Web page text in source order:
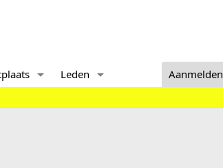
Leden Aanmelden